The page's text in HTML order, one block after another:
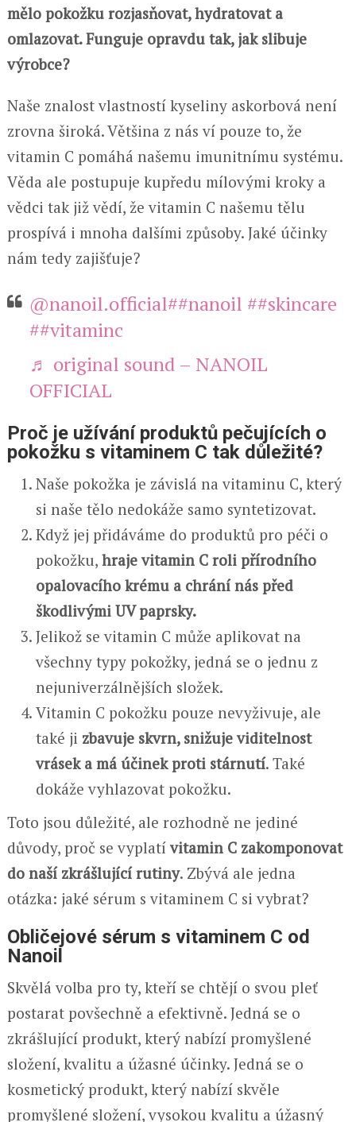
mělo pokožku rozjasňovat, hydratovat a
omlazovat. Funguje opravdu tak, jak slibuje
výrobce?
Naše znalost vlastností kyseliny askorbová není
zrovna široká. Většina z nás ví pouze to, že
vitamin C pomáhá našemu imunitnímu systému.
Věda ale postupuje kupředu mílovými kroky a
vědci tak již vědí, že vitamin C našemu tělu
prospívá i mnoha dalšími způsoby. Jaké účinky
nám tedy zajišťuje?
@nanoil.official##nanoil ##skincare
##vitaminc
♬ original sound – NANOIL
OFFICIAL
Proč je užívání produktů pečujících o
pokožku s vitaminem C tak důležité?
Naše pokožka je závislá na vitaminu C, který
si naše tělo nedokáže samo syntetizovat.
Když jej přidáváme do produktů pro péči o
pokožku,hraje vitamin C roli přírodního
opalovacího krému a chrání nás před
škodlivými UV paprsky.
Jelikož se vitamin C může aplikovat na
všechny typy pokožky, jedná se o jednu z
nejuniverzálnějších složek.
Vitamin C pokožku pouze nevyživuje, ale
také ji zbavuje skvrn, snižuje viditelnost
vrásek a má účinek proti stárnutí. Také
dokáže vyhlazovat pokožku.
Toto jsou důležité, ale rozhodně ne jediné
důvody, proč se vyplatívitamin C zakomponovat
do naší zkrášlující rutiny. Zbývá ale jedna
otázka: jaké sérum s vitaminem C si vybrat?
Obličejové sérum s vitaminem C od
Nanoil
Skvělá volba pro ty, kteří se chtějí o svou pleť
postarat povšechně a efektivně. Jedná se o
zkrášlující produkt, který nabízí promyšlené
složení, kvalitu a úžasné účinky. Jedná se o
kosmetický produkt, který nabízí skvěle
promyšlené složení, vysokou kvalitu a úžasný